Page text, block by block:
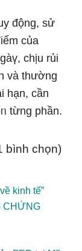
động, sử
của
chịu rủi
và thường
hạn, cần
từng phần.
bình chọn)
kinh tế”
CHỨNG